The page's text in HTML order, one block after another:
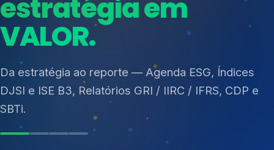
Consultoria, auditoria e treinamentos em ISO 27001,
ISO 27701, ISO 42001, ISO 37001, ISO 9001, ISO
resíduos sólidos (PGRS/PMGRS).
Mudanças Climáticas
Reputação e Cadeia
Reporte Regulatório